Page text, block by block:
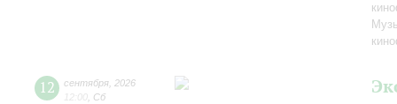
12 сентября 2026
12:00 Сб